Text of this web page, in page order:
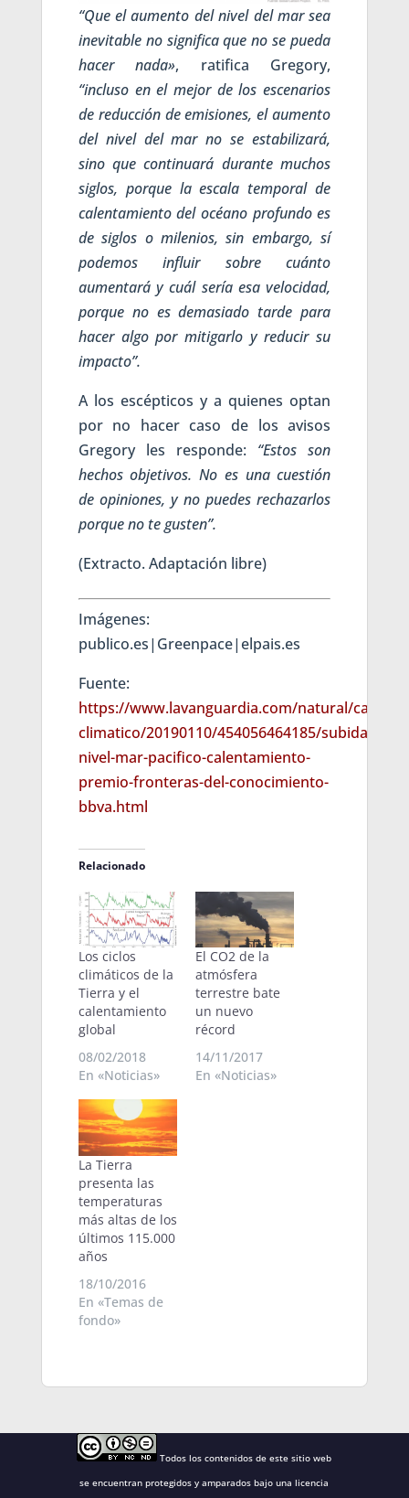
“Que el aumento del nivel del mar sea
inevitable no significa que no se pueda
hacer nada», ratifica Gregory,
“incluso en el mejor de los escenarios
de reducción de emisiones, el aumento
del nivel del mar no se estabilizará,
sino que continuará durante muchos
siglos, porque la escala temporal de
calentamiento del océano profundo es
de siglos o milenios, sin embargo, sí
podemos influir sobre cuánto
aumentará y cuál sería esa velocidad,
porque no es demasiado tarde para
hacer algo por mitigarlo y reducir su
impacto”.
A los escépticos y a quienes optan
por no hacer caso de los avisos
Gregory les responde: “Estos son
hechos objetivos. No es una cuestión
de opiniones, y no puedes rechazarlos
porque no te gusten”.
(Extracto. Adaptación libre)
Imágenes:
publico.es|Greenpace|elpais.es
Fuente:
https://www.lavanguardia.com/natural/cambio-
climatico/20190110/454056464185/subida-
nivel-mar-pacifico-calentamiento-
premio-fronteras-del-conocimiento-
bbva.html
Relacionado
Los ciclos
climáticos de la
Tierra y el
calentamiento
global
08/02/2018
En «Noticias»
El CO2 de la
atmósfera
terrestre bate
un nuevo
récord
14/11/2017
En «Noticias»
La Tierra
presenta las
temperaturas
más altas de los
últimos 115.000
años
18/10/2016
En «Temas de
fondo»
Todos los contenidos de este sitio web
se encuentran protegidos y amparados bajo unalicencia